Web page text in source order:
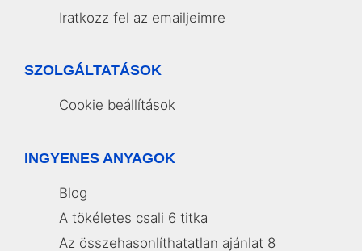
Iratkozz fel az emailjeimre
SZOLGÁLTATÁSOK
Cookie beállítások
INGYENES ANYAGOK
Blog
A tökéletes csali 6 titka
Az összehasonlíthatatlan ajánlat 8